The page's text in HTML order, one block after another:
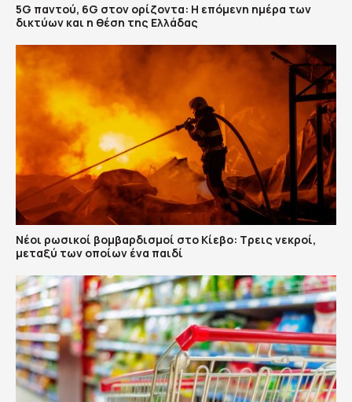
5G παντού, 6G στον ορίζοντα: Η επόμενη ημέρα των
δικτύων και η θέση της Ελλάδας
Νέοι ρωσικοί βομβαρδισμοί στο Κίεβο: Τρεις νεκροί,
μεταξύ των οποίων ένα παιδί